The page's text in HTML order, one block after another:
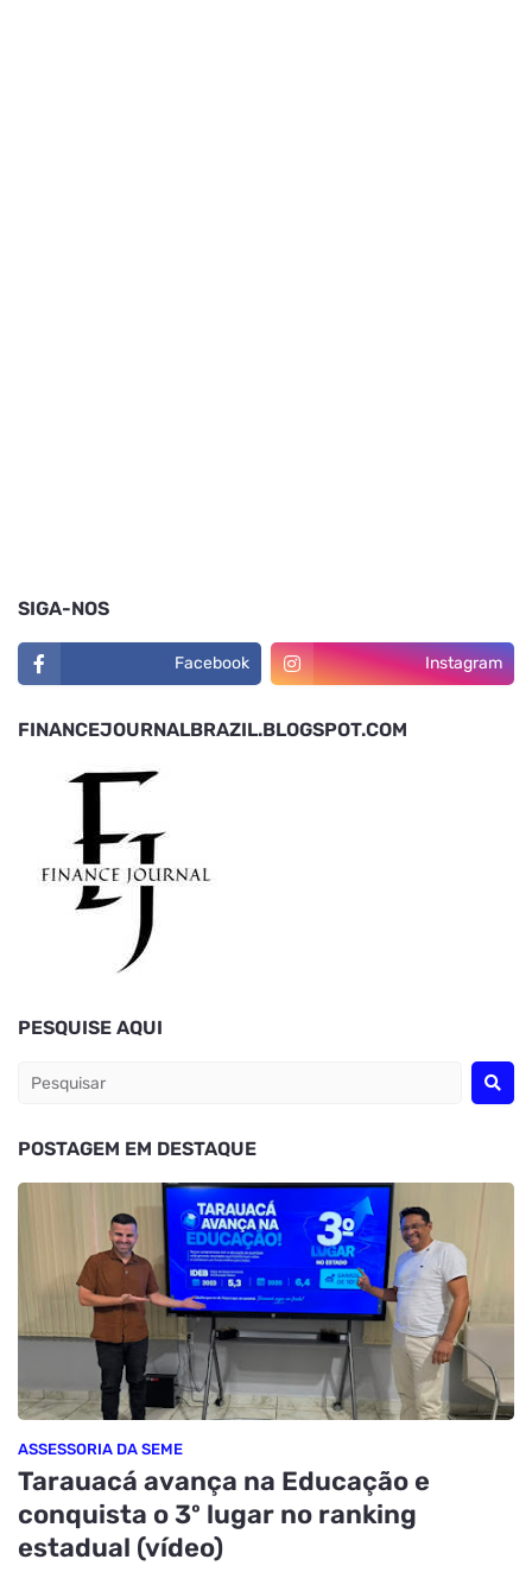
SIGA-NOS
Facebook Instagram
FINANCEJOURNALBRAZIL.BLOGSPOT.COM
PESQUISE AQUI
POSTAGEM EM DESTAQUE
ASSESSORIA DA SEME
Tarauacá avança na Educação e
conquista o 3º lugar no ranking
estadual (vídeo)